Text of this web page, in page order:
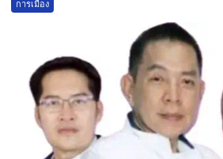
การเมือง